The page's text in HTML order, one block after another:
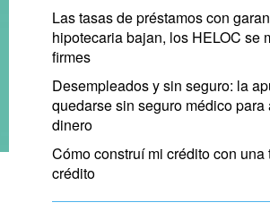
Las tasas de préstamos con
hipotecaria bajan, los HELOC se
firmes
Desempleados y sin seguro: la
quedarse sin seguro médico para
dinero
Cómo construí mi crédito con una
crédito